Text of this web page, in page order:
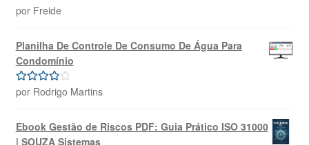
Avaliação5
por Freide
Planilha De Controle De Consumo De Água Para
Condomínio
Avaliação
por Rodrigo Martins
Ebook Gestão de Riscos PDF: Guia Prático ISO 31000
| SOUZA Sistemas